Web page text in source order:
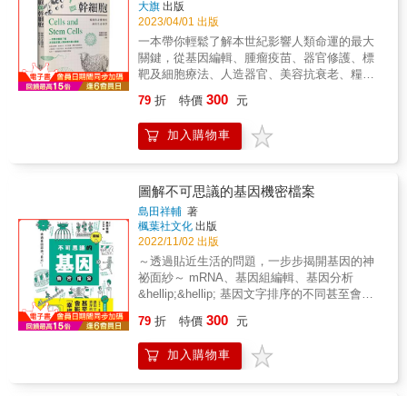
我們需要更多的知識，更需要謙卑。～～王道
還／生物人類學者 & 穆克吉在《細胞之歌》中
巧妙地結合科學知識與人性故事，透過詩意的
比喻和接近偵探小說的筆法，帶領我們深入探
索細胞世界，並揭示這些微小生命單位在醫
學、科學和人類生活中的重要性。 本書涉及癌
症、心臟病、不孕症、憂鬱症等病患，展示了
科學研究如何實際影響人們的生活。在探討免
疫療法、幹細胞、基因工程等領域的最新進展
發現如何改變人們的生命。～～黃貞祥／清華
大學生命科學暨醫學院分子與細胞生物研究所
副教授副教授 & 專業推薦 & 王道還 生物人類
學者&& 冬陽 央廣「名偵探科普男」主持人 吳
其穎 兒科醫師、YouTube頻道「蒼藍鴿的醫學
天地」創辦人&& 林從一 華梵大學校長、哲學
博士 寒波 科普作家，「盲眼的尼安德塔石器
研究所教授 & 各界讚譽 & 這是集體的願望
作，造就一個獨立的人，穆克吉的書找到了它
的意義和魔力。&mdash;&mdash;傑佛瑞．克
魯格（Jeffrey Kluger），《時代》雜誌 & 穆克
客廳牆壁的細胞膜，則是細胞最重要也最活躍
的部位。細胞膜上有數千個「門房」，每個都
有特定送往迎來的對象……
不定就是哪個朝代的皇室後人！ & ▎梵谷經典
名畫，差點因為遺傳學跌下神壇？ 梵谷最經典
的油畫作品《向日葵》，竟曾被質疑為「一個
精神失常的印象派畫家在創作時的誇張想
像」？ 因為一般常見的向日葵只有一圈花瓣，
長， 因而被認為是「一段不可信的囈語」， 直
行基因測定， 證明了梵谷畫中的向日葵是受到
某種單一顯性基因的影響，為基因突變的產
物， 科學家進一步遍尋向日葵種系譜內的各大
成員，繪製出完整的系譜圖， 證明基因突變的
品種正是梵谷在19世紀看到的，並非畫家神經
失常的臆想！ & 本書特色 & 關於DNA的研究，
是一門龐雜且仍存在許多未知的科學，涉及到
遺傳學、生物學、量子力學等多個領域，本書
細談自孟德爾開始多位遺傳學、分子研究領域
著名學者及其學說，並將牽涉到生物學、物理
學、細菌研究、資訊文獻研究等相關內容詳細
闡述，讓讀者可以了解DNA的研究源流及現有
的技術成果，對神奇的人體組成奧祕更了解！
&
線。她花了 20 年時間解開發育的奧秘，從一顆
簡單的受精卵變成一個擁有 40 兆個細胞的複雜
人類。澤尼克－格茨的研究工作既實用又驚
人：她對小鼠、人類和人造胚胎模型的開創性
實驗為更多女性如何維持懷孕帶來了希望。
《生命之舞》處理科學最強大的力量和人類最
的描繪極具啟發性。
大旗 出版
2023/04/01 出版
一本帶你輕鬆了解本世紀影響人類命運的最大
關鍵，從基因編輯、腫瘤疫苗、器官修護、標
靶及細胞療法、人造器官、美容抗衰老、糧食
與幹細胞的奧祕。 本書特色 《細胞與幹細胞》
講述了細胞與幹細胞的基本概念、理論和技
術，內容通俗易懂，講解深入淺出，圖文並
朋友們推薦本書──2010年諾貝爾經濟學獎得
主、英國社會科學院院士 Christopher A.
Pissarides
79 折 特價 300 元
加入購物車
圖解不可思議的基因機密檔案
島田祥輔 著
楓葉社文化 出版
2022/11/02 出版
～透過貼近生活的問題，一步步揭開基因的神
祕面紗～ mRNA、基因組編輯、基因分析
&hellip;&hellip; 基因文字排序的不同甚至會影
遺傳？ ．mRNA疫苗是什麼？ ．藉由基因組編
輯可以種出營養豐富的蔬菜？ ．為什麼三色貓
都是母的？ ．運動員擁有特殊的基因？ ．未出
79 折 特價 300 元
加入購物車